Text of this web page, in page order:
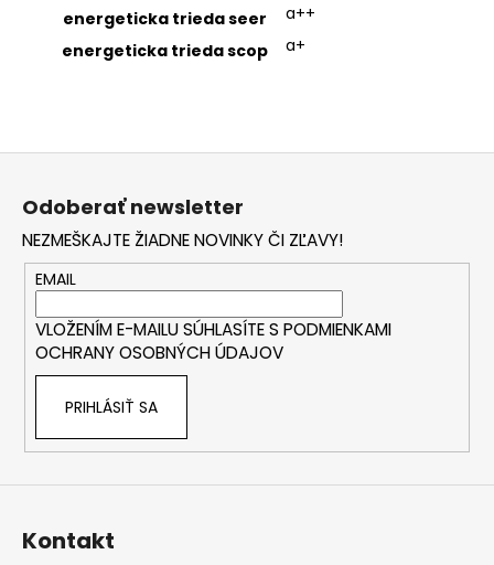
energeticka trieda seer
a++
energeticka trieda scop
a+
Odoberať newsletter
NEZMEŠKAJTE ŽIADNE NOVINKY ČI ZĽAVY!
EMAIL
VLOŽENÍM E-MAILU SÚHLASÍTE S PODMIENKAMI
OCHRANY OSOBNÝCH ÚDAJOV
PRIHLÁSIŤ SA
Kontakt